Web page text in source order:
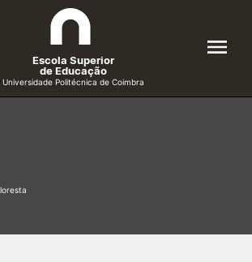
Escola Superior
de Educação
Universidade Politécnica de Coimbra